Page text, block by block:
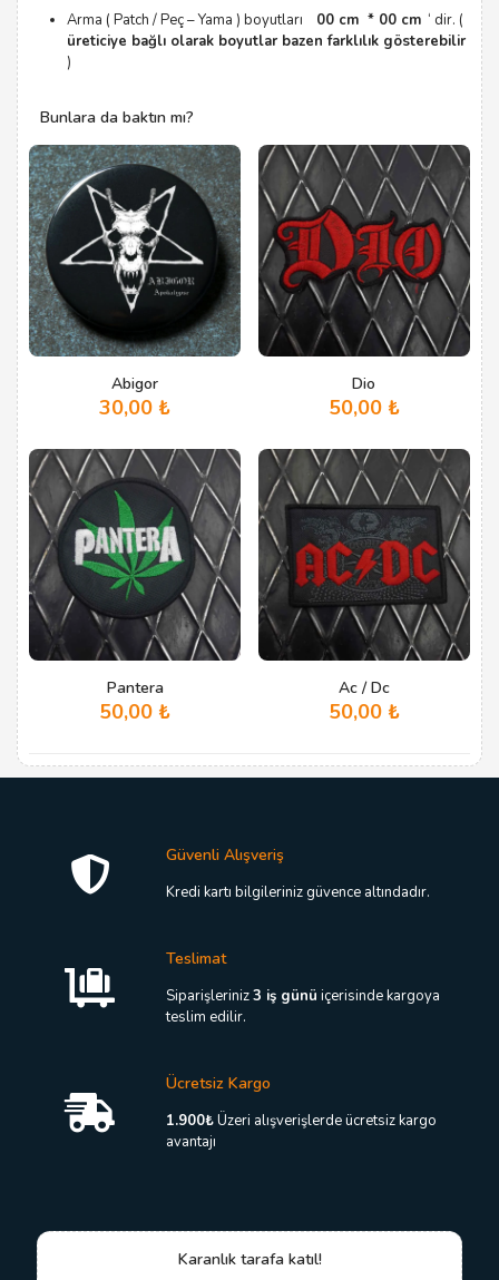
Arma ( Patch / Peç – Yama ) boyutları 00 cm * 00 cm‘ dir. (
üreticiye bağlı olarak boyutlar bazen farklılık gösterebilir
)
Bunlara da baktın mı?
Abigor
30,00 ₺
Dio
50,00 ₺
Pantera
50,00 ₺
Ac / Dc
50,00 ₺
Güvenli Alışveriş
Kredi kartı bilgileriniz güvence altındadır.
Teslimat
Siparişleriniz3 iş günü içerisinde kargoya
teslim edilir.
Ücretsiz Kargo
1.900₺Üzeri alışverişlerde ücretsiz kargo
avantajı
Karanlık tarafa katıl!